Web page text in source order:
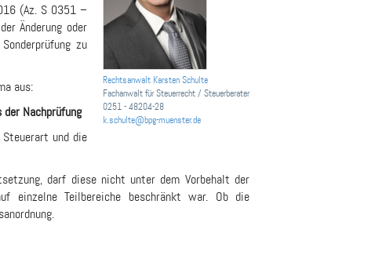
Rechtsanwalt Karsten Schulte
Fachanwalt für Steuerrecht / Steuerberater
0251 - 48204-28
k.schulte@bpg-muenster.de
(Az. S 0351 –
Änderung oder
zu
aus:
der Nachprüfung
und die
darf diese nicht unter dem Vorbehalt der
einzelne Teilbereiche beschränkt war. Ob die